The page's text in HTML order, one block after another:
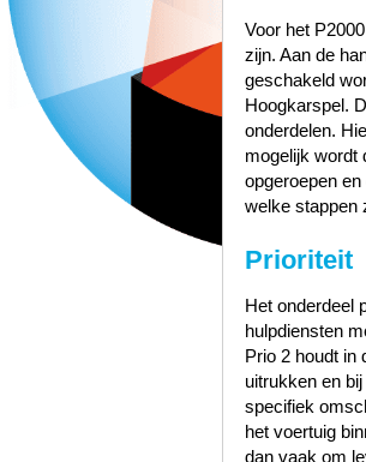
Voor het
zijn. Aan de
geschakeld
Hoogkarspel.
onderdelen.
mogelijk wordt
opgeroepen
welke stappen
Prioriteit
Het onderdeel
hulpdiensten
Prio 2 houdt in
uitrukken en
specifiek
het voertuig
dan vaak om